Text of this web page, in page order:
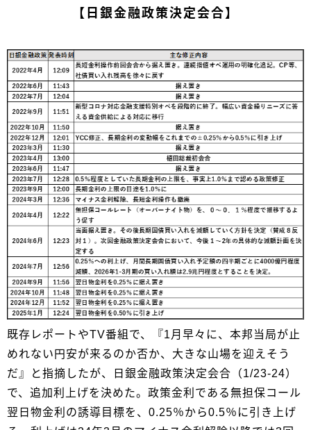
【日銀金融政策決定会合】
既存レポートやTV番組で、『1月早々に、本邦当局が止
めれない円安が来るのか否か、大きな山場を迎えそう
だ』と指摘したが、日銀金融政策決定会合（1/23-24）
で、追加利上げを決めた。政策金利である無担保コール
翌日物金利の誘導目標を、0.25％から0.5％に引き上げ